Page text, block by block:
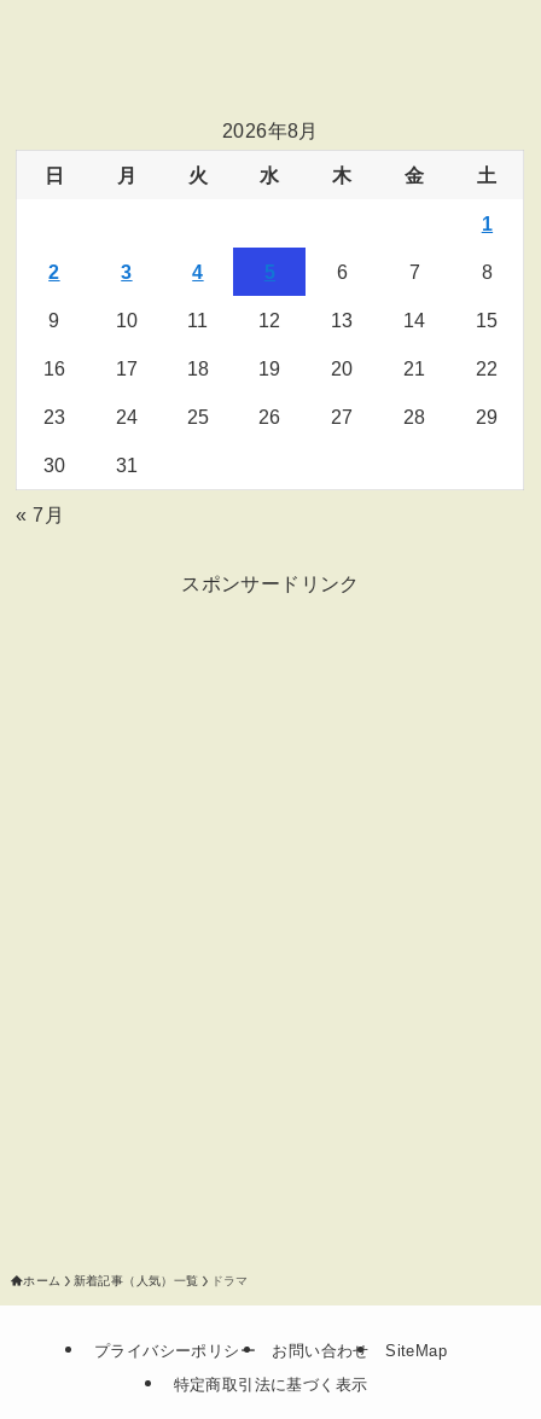
2026年8月
日 月 火 水 木 金 土
1
2 3 4 5 6 7 8
9 10 11 12 13 14 15
16 17 18 19 20 21 22
23 24 25 26 27 28 29
30 31
« 7月
スポンサードリンク
ホーム 新着記事（人気）一覧 ドラマ
プライバシーポリシー お問い合わせ
SiteMap
特定商取引法に基づく表示